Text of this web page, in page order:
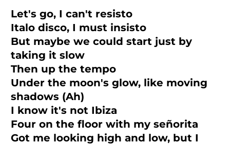
Let's go, I can't resisto
Italo disco, I must insisto
But maybe we could start just by
taking it slow
Then up the tempo
Under the moon's glow, like moving
shadows (Ah)
I know it's not Ibiza
Four on the floor with my señorita
Got me looking high and low, but I